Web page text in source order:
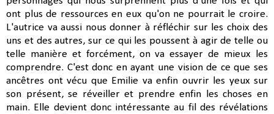
ont plus de ressources en eux qu'on ne pourrait le croire.
L'autrice va aussi nous donner à réfléchir sur les choix des
uns et des autres, sur ce qui les poussent à agir de telle ou
telle manière et forcément, on va essayer de mieux les
comprendre. C'est donc en ayant une vision de ce que ses
ancêtres ont vécu que Emilie va enfin ouvrir les yeux sur
son présent, se réveiller et prendre enfin les choses en
main. Elle devient donc intéressante au fil des révélations